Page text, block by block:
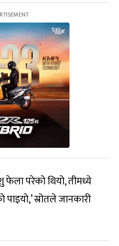
परेको थियो, तीमध्ये
स्रोतले जानकारी